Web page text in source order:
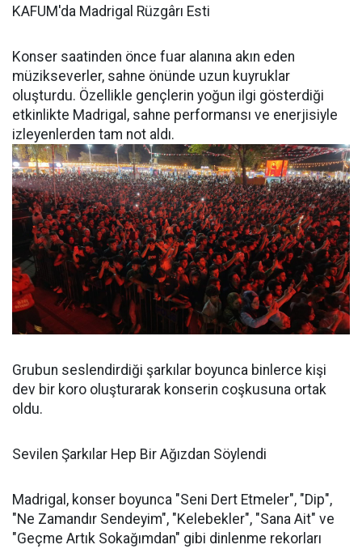
KAFUM'da Madrigal Rüzgârı Esti
Konser saatinden önce fuar alanına akın eden
müzikseverler, sahne önünde uzun kuyruklar
oluşturdu. Özellikle gençlerin yoğun ilgi gösterdiği
etkinlikte Madrigal, sahne performansı ve enerjisiyle
izleyenlerden tam not aldı.
Grubun seslendirdiği şarkılar boyunca binlerce kişi
dev bir koro oluşturarak konserin coşkusuna ortak
oldu.
Sevilen Şarkılar Hep Bir Ağızdan Söylendi
Madrigal, konser boyunca "Seni Dert Etmeler", "Dip",
"Ne Zamandır Sendeyim", "Kelebekler", "Sana Ait" ve
"Geçme Artık Sokağımdan" gibi dinlenme rekorları